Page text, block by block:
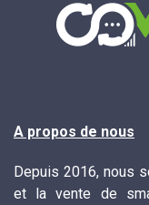
A propos de nous
Depuis 2016, nous
et la vente de